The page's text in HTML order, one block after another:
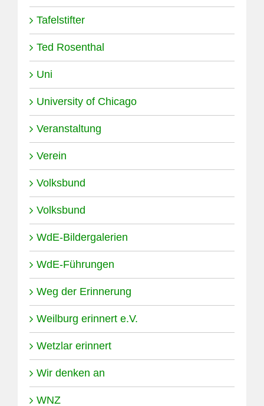
Tafelstifter
Ted Rosenthal
Uni
University of Chicago
Veranstaltung
Verein
Volksbund
Volksbund
WdE-Bildergalerien
WdE-Führungen
Weg der Erinnerung
Weilburg erinnert e.V.
Wetzlar erinnert
Wir denken an
WNZ